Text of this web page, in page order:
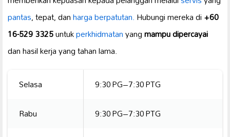
pantas, tepat, danharga berpatutan.Hubungi mereka di+60
16-529 3325untukperkhidmatanyangmampu dipercayai
dan hasil kerja yang tahan lama.
Selasa
9:30 PG–7:30 PTG
Rabu
9:30 PG–7:30 PTG